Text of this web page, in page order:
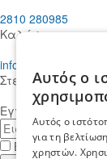
2810 280985
Καλέστε μας
info@mdcstiakakis.gr
Στείλτε μας το
Εγγραφείτε στο
E-
mailΈχω διαβάσει
Αυτός ο
Αυτός ο
για τη
χρηστών.